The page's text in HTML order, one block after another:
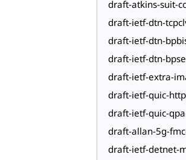
draft-atkins-suit-
draft-ietf-dtn-
draft-ietf-dtn-
draft-ietf-dtn-
draft-ietf-extra-
draft-ietf-quic-http
draft-ietf-quic-
draft-allan-5g-
draft-ietf-detnet-